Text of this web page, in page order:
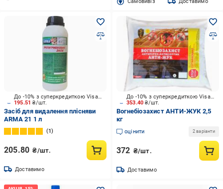
195.51₴/шт.
До -10% з суперкредиткою Visa Вигода
Засіб для видалення плісняви
ARMA 21 1 л
1
205.80 ₴/шт.
Доставимо
353.40₴/шт.
До -10% з суперкредиткою Visa Вигода
Вогнебіозахист АНТИ-ЖУК 2,5
кг
оцінити 2 варіанти
372 ₴/шт.
Доставимо